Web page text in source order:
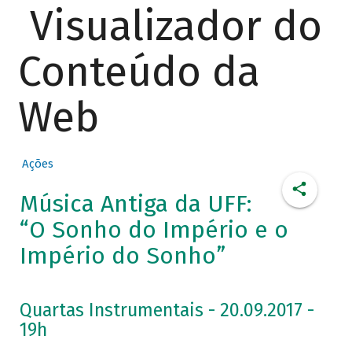
Visualizador do
Conteúdo da
Web
Ações
Música Antiga da UFF:
“O Sonho do Império e o
Império do Sonho”
Quartas Instrumentais - 20.09.2017 -
19h